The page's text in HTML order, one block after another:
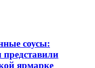
соусы:
представили
ярмарке